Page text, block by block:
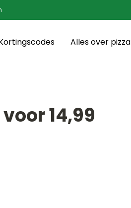
Alles over pizza
14,99